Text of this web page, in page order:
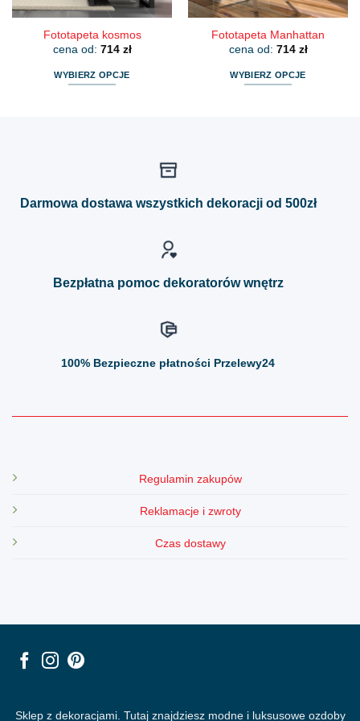
produktu
produktu
Fototapeta kosmos
cena od: 714 zł
WYBIERZ OPCJE
Fototapeta Manhattan
cena od: 714 zł
WYBIERZ OPCJE
Darmowa dostawa wszystkich dekoracji od 500zł
Bezpłatna pomoc dekoratorów wnętrz
100% Bezpieczne płatności Przelewy24
Regulamin zakupów
Reklamacje i zwroty
Czas dostawy
Sklep z dekoracjami. Tutaj znajdziesz modne i luksusowe ozdoby